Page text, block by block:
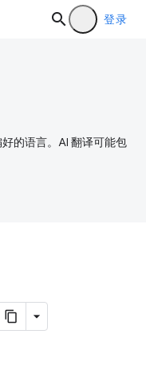
登录
的语言。AI 翻译可能包